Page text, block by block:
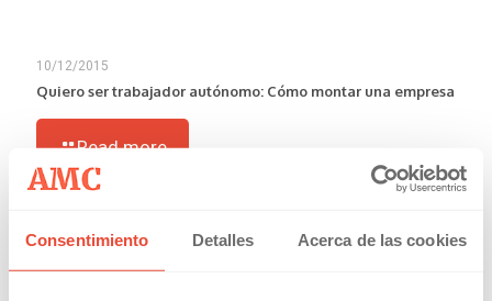
Consentimiento Detalles Acerca de las cookies
10/12/2015
Quiero ser trabajador autónomo: Cómo montar una empresa
Read more